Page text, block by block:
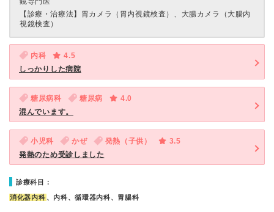
【診療・治療法】 胃カメラ（胃内視鏡検査）、大腸カメラ（大腸内
視鏡検査）
内科
4.5
しっかりした病院
糖尿病科 糖尿病
4.0
混んでいます。
小児科 かぜ 発熱（子供）
3.5
発熱のため受診しました
診療科目：
消化器内科 、内科、循環器内科、胃腸科